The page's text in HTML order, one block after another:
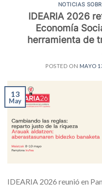
NOTICIAS
IDEARIA 2026
Economía
herramienta de
POSTED ON MAYO
13
May
IDEARIA 2026 reunió en